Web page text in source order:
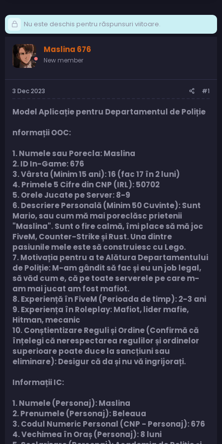
Nu este deschis pentru răspunsuri viitoare.
Maslina 676
New member
3 Dec 2023 #1
Model Aplicație pentru Departamentul de Poliție
nformații OOC:
1. Numele sau Porecla: Maslina
2. ID In-Game: 676
3. Vârsta (Minim 15 ani): 16 (fac 17 în 2 luni)
4. Primele 5 Cifre din CNP (IRL): 50702
5. Orele Jucate pe Server: 8-9
6. Descriere Personală (Minim 50 Cuvinte): Sunt
Mario, sau cum mă mai poreclăsc prietenii
"Maslina". Sunt o fire calmă, îmi place să mă joc
FiveM, Counter-Strike și Rust. Una dintre
pasiunile mele este să construiesc cu Lego.
7. Motivația pentru a te Alătura Departamentului
de Poliție: M-am gândit să fac și eu un job legal,
să văd cum e, că pe toate serverele pe care m-
am mai jucat am fost mafiot.
8. Experiență în FiveM (Perioada de timp): 2-3 ani
9. Experiența în Roleplay: Mafiot, lider mafie,
Hitman, mecanic
10. Conștientizare Reguli și Ordine (Confirmă că
înțelegi că nerespectarea regulilor și ordinelor
superioare poate duce la sancțiuni sau
eliminare): Desigur că da și nu vă ingrijorați.
Informații IC:
1. Numele (Personaj): Maslina
2. Prenumele (Personaj): Beleaua
3. Codul Numeric Personal (CNP - Personaj): 676
4. Vechimea în Oraș (Personaj): 8 luni